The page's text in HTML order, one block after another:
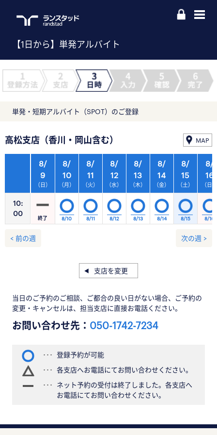
【1日から】単発アルバイト
単発・短期アルバイト（SPOT）のご登録
高松支店（香川・岡山含む） MAP
10:
00
8/
9
（日）
8/
10
（月）
8/
11
（火）
8/
12
（水）
8/
13
（木）
8/
14
（金）
8/
15
（土）
終了 8/10 8/11 8/12 8/13 8/14 8/15
8/
16
（日）
8/16
< 前の週 次の週 >
支店を変更
当日のご予約のご相談、ご都合の良い日がない場合、ご予約の
変更・キャンセルは、担当支店に直接お電話ください。
お問い合わせ先： 050-1742-7234
登録予約が可能
各支店へお電話にてお問い合わせください。
ネット予約の受付は終了しました。各支店へ
お電話にてお問い合わせください。